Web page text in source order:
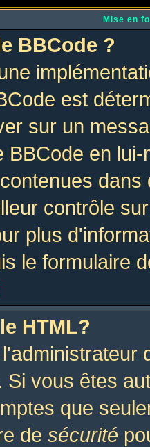
Mise en
BBCode ?
est
sur un
BBCode en
contrôle
plus
le formulaire
HTML?
Si vous êtes
que
de sécurité